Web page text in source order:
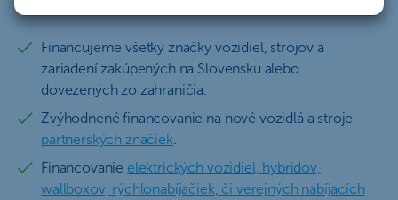
Financujeme všetky značky vozidiel, strojov a
zariadení zakúpených na Slovensku alebo
dovezených zo zahraničia.
Zvýhodnené financovanie na nové vozidlá a stroje
partnerských značiek
Financovanie elektrických vozidiel, hybridov,
wallboxov, rýchlonabíjačiek, či verejných nabíjacích